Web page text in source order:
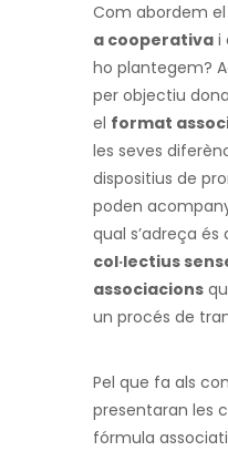
Com abordem el
a cooperativa i
ho plantegem?
per objectiu
el format
les seves
dispositius de
poden
qual s’adreça és
col·lectius
associacions
un procés de
Pel que fa als
presentaran les
fórmula